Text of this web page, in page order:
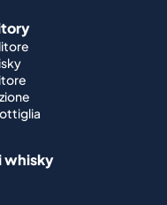
whisky